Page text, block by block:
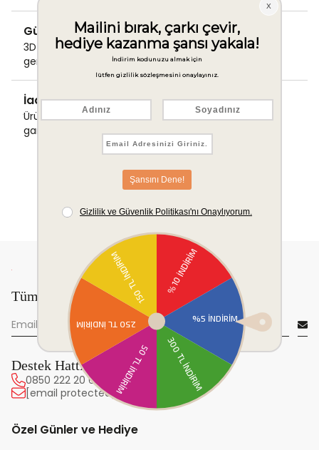
Güvenli Ödeme
3D Secure ile güvenli ödemenizi
gerçekleştirin.
İade & Değişim Garantisi
Ürünlerinizde sorunsuz iade ve değişim
garantisi.
Tüm yeniliklerden önce sen haberdar ol!
Destek Hattı
0850 222 20 63
[email protected]
Özel Günler ve Hediye